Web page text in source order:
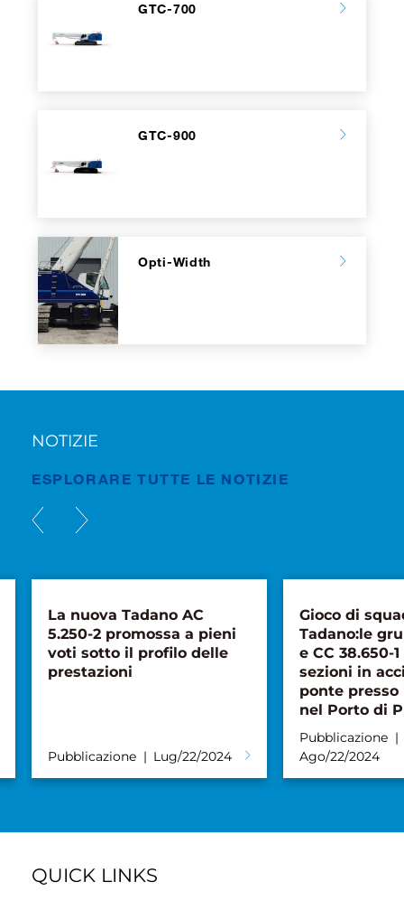
GTC-700
GTC-900
Opti-Width
NOTIZIE
ESPLORARE TUTTE LE NOTIZIE
La nuova Tadano AC
5.250-2 promossa a pieni
voti sotto il profilo delle
prestazioni
Pubblicazione Lug/22/2024
Gioco di
Tadano:le gru
e CC 38.650-
sezioni in
ponte
nel Porto di
Pubblicazione
Ago/22/2024
QUICK LINKS